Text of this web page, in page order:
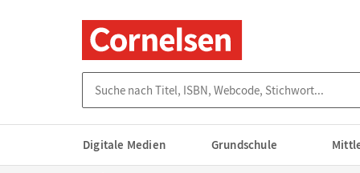
Digitale Medien Grundschule